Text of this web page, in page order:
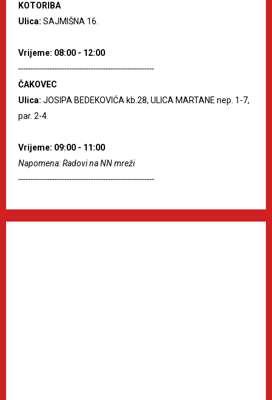
KOTORIBA
Ulica: SAJMIŠNA 16.
Vrijeme: 08:00 - 12:00
--------------------------------------------------------
ČAKOVEC
Ulica: JOSIPA BEDEKOVIĆA kb.28, ULICA MARTANE nep. 1-7,
par. 2-4.
Vrijeme: 09:00 - 11:00
Napomena: Radovi na NN mreži
--------------------------------------------------------